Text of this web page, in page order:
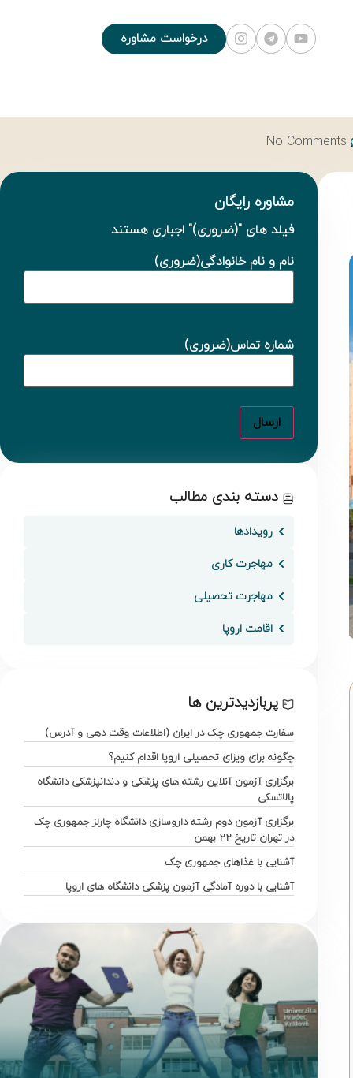
درخواست مشاوره
No Comments
مشاوره رایگان
فیلد های "(ضروری)" اجباری هستند
نام و نام خانوادگی(ضروری)
شماره تماس(ضروری)
دسته بندی مطالب
رویدادها
مهاجرت کاری
مهاجرت تحصیلی
اقامت اروپا
پربازدیدترین ها
سفارت جمهوری چک در ایران (اطلاعات وقت دهی و آدرس)
چگونه برای ویزای تحصیلی اروپا اقدام کنیم؟
برگزاری آزمون آنلاین رشته های پزشکی و دندانپزشکی دانشگاه
پالاتسکی
برگزاری آزمون دوم رشته داروسازی دانشگاه چارلز جمهوری چک
در تهران تاریخ ۲۲ بهمن
آشنایی با غذاهای جمهوری چک
آشنایی با دوره آمادگی آزمون پزشکی دانشگاه های اروپا